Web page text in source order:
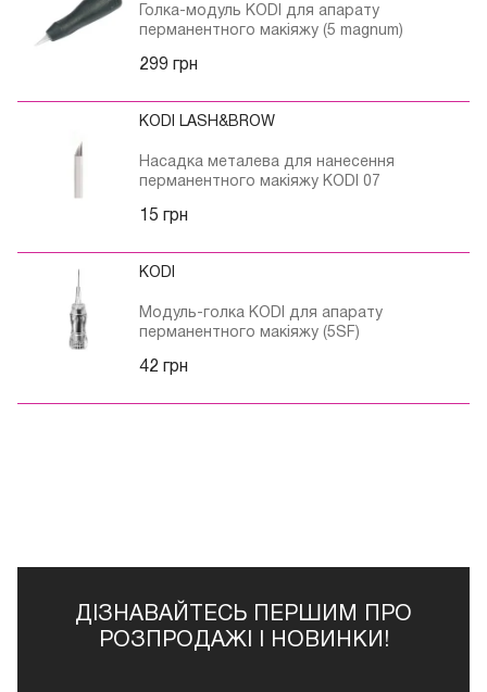
Голка-модуль KODI для апарату
перманентного макіяжу (5 magnum)
299 грн
KODI LASH&BROW
Насадка металева для нанесення
перманентного макіяжу KODI 07
15 грн
KODI
Модуль-голка KODI для апарату
перманентного макіяжу (5SF)
42 грн
ДІЗНАВАЙТЕСЬ ПЕРШИМ ПРО
РОЗПРОДАЖІ І НОВИНКИ!